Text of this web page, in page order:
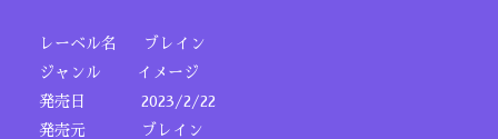
レーベル名 ブレイン
ジャンル イメージ
発売日 2023/2/22
発売元 ブレイン